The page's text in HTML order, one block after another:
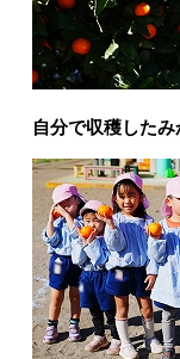
自分で収穫した